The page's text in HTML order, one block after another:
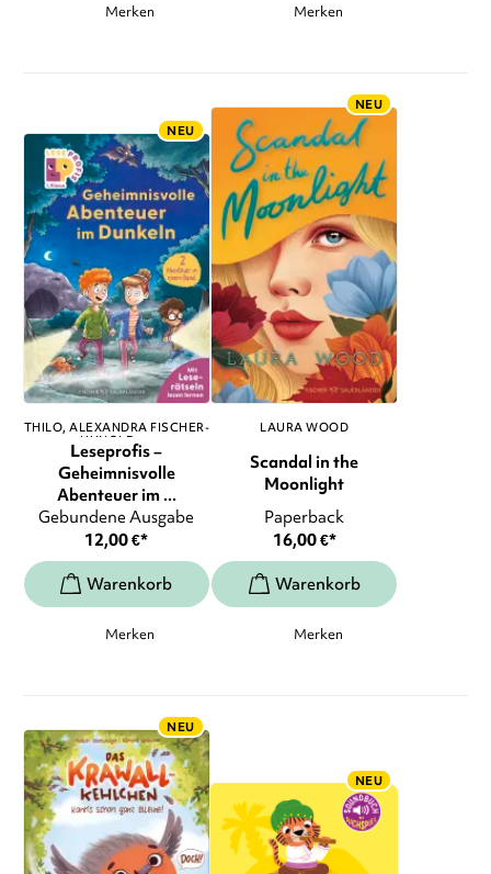
Merken Merken
NEU
THILO ALEXANDRA FISCHER-
HUNOLD, ...
Leseprofis –
Geheimnisvolle
Abenteuer im ...
Gebundene Ausgabe
12,00€*
Merken
NEU
LAURA WOOD
Scandal in the
Moonlight
Paperback
16,00€*
Merken
NEU
NEU